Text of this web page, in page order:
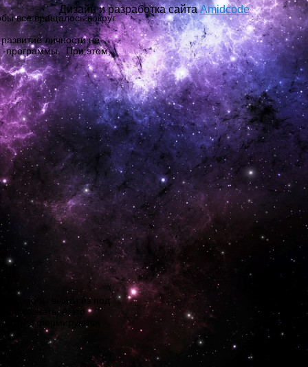
все вращалось вокруг
личности не
-программы. При этом,
чтобы выйти из под
осознать. А это
формируются
Дизайн и разработка сайтаAmidcode